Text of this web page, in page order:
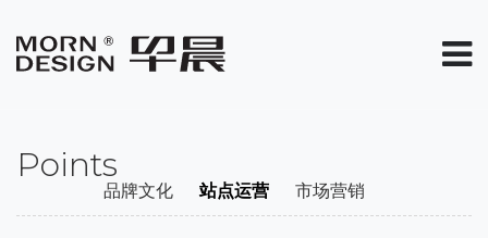
Points
品牌文化 站点运营 市场营销